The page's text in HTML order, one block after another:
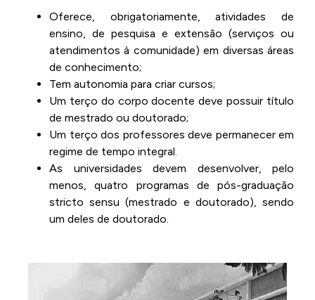
Oferece, obrigatoriamente, atividades de
ensino, de pesquisa e extensão (serviços ou
atendimentos à comunidade) em diversas áreas
de conhecimento;
Tem autonomia para criar cursos;
Um terço do corpo docente deve possuir título
de mestrado ou doutorado;
Um terço dos professores deve permanecer em
regime de tempo integral.
As universidades devem desenvolver, pelo
menos, quatro programas de pós-graduação
stricto sensu (mestrado e doutorado), sendo
um deles de doutorado.